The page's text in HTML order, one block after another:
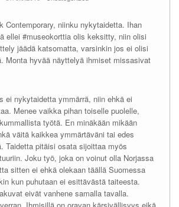
Contemporary, niinku nykytaidetta. Ihan
ellei #museokorttia olis keksitty, niin olisi
jäädä katsomatta, varsinkin jos ei olisi
Monta hyvää näyttelyä ihmiset missasivat
ei nykytaidetta ymmärrä, niin ehkä ei
Menee vaikka pihan toiselle puolelle,
työtä. En minäkään mikään
väitä kaikkea ymmärtäväni tai edes
Taidetta pitäisi osata sijoittaa myös
Joku työ, joka on voinut olla Norjassa
sitten ei ehkä olekaan täällä Suomessa
kun puhutaan ei esittävästä taiteesta.
eivät vanhene samalla tavalla.